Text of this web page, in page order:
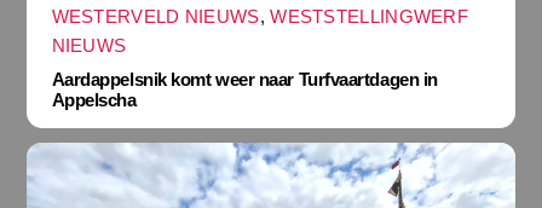
WESTERVELD NIEUWS,WESTSTELLINGWERF
NIEUWS
Aardappelsnik komt weer naar Turfvaartdagen in
Appelscha